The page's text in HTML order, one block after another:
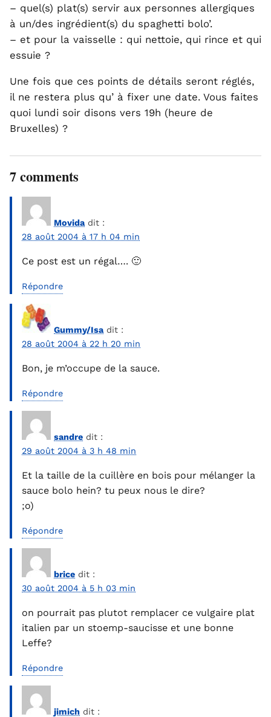
– quel(s) plat(s) servir aux personnes allergiques
à un/des ingrédient(s) du spaghetti bolo’.
– et pour la vaisselle : qui nettoie, qui rince et qui
essuie ?
Une fois que ces points de détails seront réglés,
il ne restera plus qu’ à fixer une date. Vous faites
quoi lundi soir disons vers 19h (heure de
Bruxelles) ?
7 comments
Movida dit :
28 août 2004 à 17 h 04 min
Ce post est un régal…. 🙂
Répondre
Gummy/Isa dit :
28 août 2004 à 22 h 20 min
Bon, je m’occupe de la sauce.
Répondre
sandre dit :
29 août 2004 à 3 h 48 min
Et la taille de la cuillère en bois pour mélanger la
sauce bolo hein? tu peux nous le dire?
;o)
Répondre
brice dit :
30 août 2004 à 5 h 03 min
on pourrait pas plutot remplacer ce vulgaire plat
italien par un stoemp-saucisse et une bonne
Leffe?
Répondre
jimich dit :